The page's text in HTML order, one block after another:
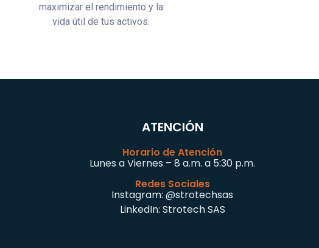
maximizar el rendimiento y la
vida útil de tus activos.
ATENCIÓN
Horario de Atención
Lunes a Viernes – 8 a.m. a 5:30 p.m.
Redes Sociales
Instagram:@strotechsas
LinkedIn: Strotech SAS